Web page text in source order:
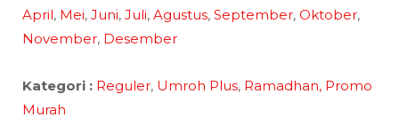
April, Mei, Juni, Juli, Agustus, September, Oktober,
November, Desember
Kategori : Reguler, Umroh Plus, Ramadhan, Promo
Murah